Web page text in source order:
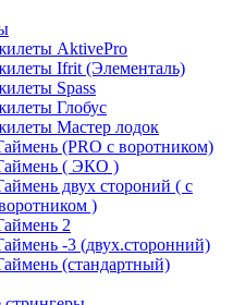
AktivePro
Ifrit (Элементаль)
Spass
Глобус
Мастер лодок
(PRO c воротником)
( ЭКО )
двух стороний ( с
)
2
-3 (двух.сторонний)
(стандартный)